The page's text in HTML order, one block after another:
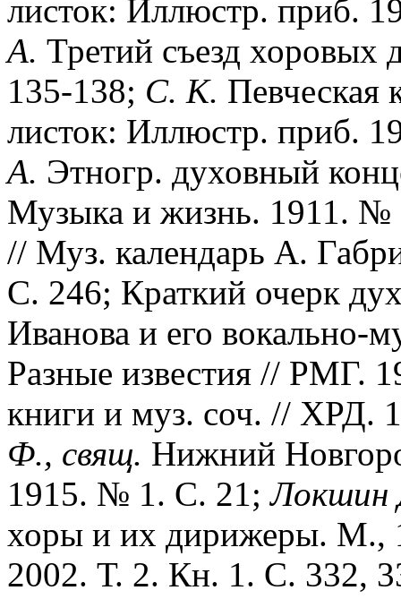
листок: Иллюстр. приб.
А. Третий съезд
135-138; С. К.
листок: Иллюстр. приб.
А. Этногр. духовный
Музыка и жизнь. 1911.
// Муз. календарь А.
С. 246; Краткий очерк
Иванова и его вокально-
Разные известия // РМГ.
книги и муз. соч. //
Ф., свящ. Нижний
1915. № 1. С. 21;Локшин
хоры и их дирижеры.
2002. Т. 2. Кн. 1. С. 332,